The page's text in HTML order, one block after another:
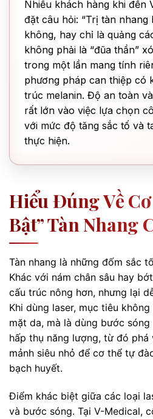
Nhiều khách hàng khi đến
đặt câu hỏi: “Trị tàn nhang
không, hay chỉ là quảng
không phải là “đũa thần”
trong một lần mang tính
phương pháp can thiệp có
trúc melanin. Độ an toàn
rất lớn vào việc lựa chọn
với mức độ tăng sắc tố và
thực hiện.
Hiểu Đúng Về
Bật” Tàn Nhang
Tàn nhang là những đốm sắc
Khác với nám chân sâu hay
cấu trúc nông hơn, nhưng lại
Khi dùng laser, mục tiêu
mặt da, mà là dùng bước
hấp thụ năng lượng, từ đó phá
mảnh siêu nhỏ để cơ thể tự
bạch huyết.
Điểm khác biệt giữa các loại
và bước sóng. Tại V-Medical,